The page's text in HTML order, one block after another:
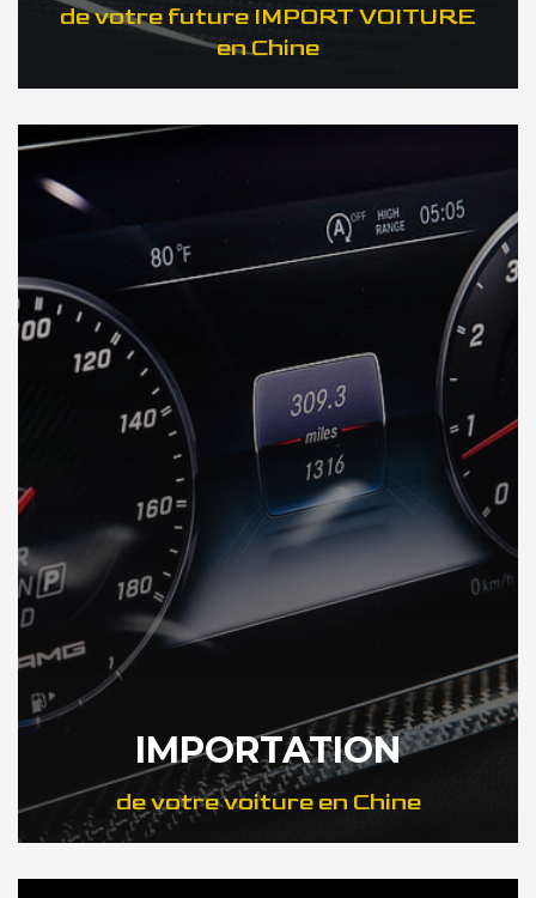
de votre future IMPORT VOITURE
en Chine
DÉCOUVREZ VOTRE INSPECTION AUTO en Chine
IMPORTATION
de votre voiture en Chine